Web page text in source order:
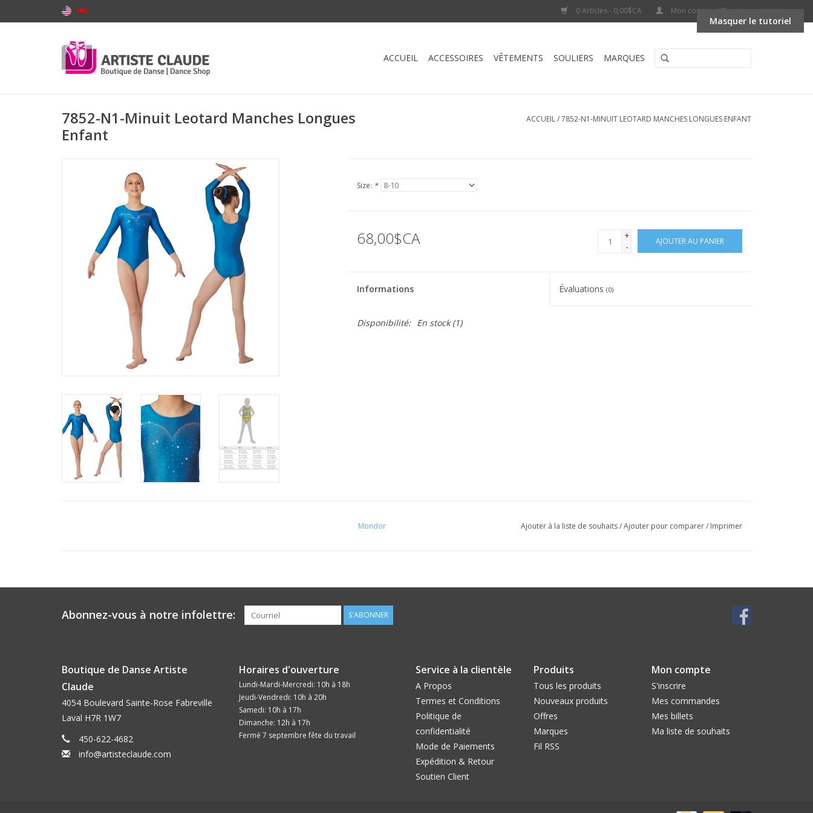
0 Articles - 0,00$CA Mon compte / S'inscrire
ACCUEIL ACCESSOIRES VÊTEMENTS SOULIERS MARQUES
7852-N1-Minuit Leotard Manches Longues
Enfant
ACCUEIL/7852-N1-MINUIT LEOTARD MANCHES LONGUES ENFANT
Size: *
68,00$CA
+
-
AJOUTER AU PANIER
Informations Évaluations(0)
Disponibilité: En stock(1)
Mondor Ajouter à la liste de souhaits/Ajouter pour comparer/ Imprimer
Abonnez-vous à notre infolettre: S'ABONNER
Boutique de Danse Artiste
Claude
4054 Boulevard Sainte-Rose Fabreville
Laval H7R 1W7
450-622-4682
info@artisteclaude.com
Horaires d'ouverture
Lundi-Mardi-Mercredi: 10h à 18h
Jeudi-Vendredi: 10h à 20h
Samedi: 10h à 17h
Dimanche: 12h à 17h
Fermé 7 septembre fête du travail
Service à la clientèle
A Propos
Termes et Conditions
Politique de
confidentialité
Mode de Paiements
Expédition & Retour
Soutien Client
Produits
Tous les produits
Nouveaux produits
Offres
Marques
Fil RSS
Mon compte
S'inscrire
Mes commandes
Mes billets
Ma liste de souhaits
Masquer le tutoriel